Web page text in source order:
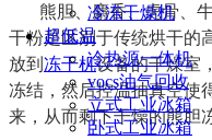
冷冻干燥机
超低温
冷热源一体机
vocs油气回收
立式工业冰箱
卧式工业冰箱
熊胆、麝香、虎骨、牛
干粉是区别于传统烘干的
放到 冻干机设备的干燥室
冻结，然后控温抽真空使
来，从而剩下干燥的熊胆